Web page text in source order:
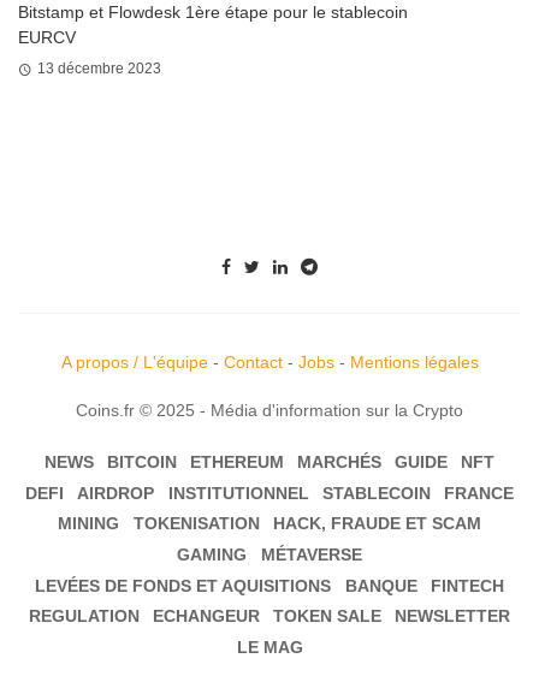
Bitstamp et Flowdesk 1ère étape pour le stablecoin
EURCV
13 décembre 2023
A propos / L'équipe- Contact- Jobs- Mentions légales
Coins.fr © 2025 - Média d'information sur la Crypto
NEWS BITCOIN ETHEREUM MARCHÉS GUIDE
NFT
DEFI
AIRDROP INSTITUTIONNEL STABLECOIN
FRANCE
MINING
TOKENISATION
HACK, FRAUDE ET SCAM
GAMING
MÉTAVERSE
LEVÉES DE FONDS ET AQUISITIONS
BANQUE
FINTECH
REGULATION
ECHANGEUR TOKEN SALE
NEWSLETTER
LE MAG